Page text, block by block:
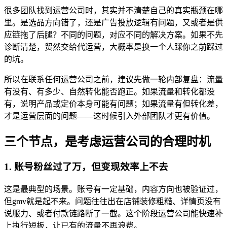
很多团队找到运营公司时，其实并不清楚自己的真实瓶颈在哪
里。是选品方向错了，还是广告投放逻辑有问题，又或者是供
应链拖了后腿？不同的问题，对应不同的解决方案。如果不先
诊断清楚，贸然交给代运营，大概率是换一个人踩你之前踩过
的坑。
所以在联系任何运营公司之前，建议先做一轮内部复盘：流量
有没有、有多少、自然转化能否跑正。如果流量和转化都没
有，说明产品或定价本身可能有问题；如果流量有但转化差，
才是运营层面的问题——这时候引入外部团队才更有价值。
三个节点，是考虑运营公司的合理时机
1. 账号粉丝过了万，但变现效率上不去
这是最典型的场景。账号有一定基础，内容方向也被验证过，
但gmv就是起不来。问题往往出在店铺装修粗糙、详情页没有
说服力、或者付款链路断了一截。这个阶段运营公司能快速补
上执行短板，让已有的流量不再浪费。